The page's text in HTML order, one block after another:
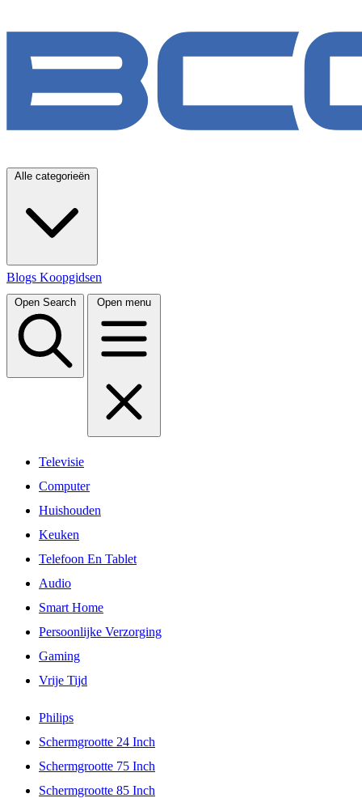
Alle categorieën
Blogs Koopgidsen
Open Search Open menu
Televisie
Computer
Huishouden
Keuken
Telefoon En Tablet
Audio
Smart Home
Persoonlijke Verzorging
Gaming
Vrije Tijd
Philips
Schermgrootte 24 Inch
Schermgrootte 75 Inch
Schermgrootte 85 Inch